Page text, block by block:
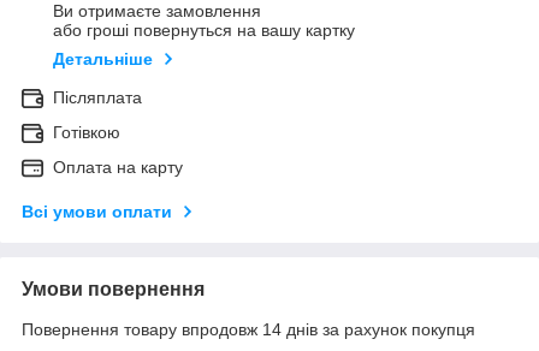
Ви отримаєте замовлення
або гроші повернуться на вашу картку
Детальніше
Післяплата
Готівкою
Оплата на карту
Всі умови оплати
Умови повернення
Повернення товару впродовж 14 днів за рахунок покупця